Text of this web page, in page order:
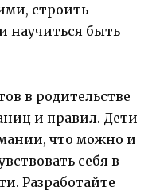
строить
научиться быть
в родительстве
и правил. Дети
что можно и
себя в
Разработайте